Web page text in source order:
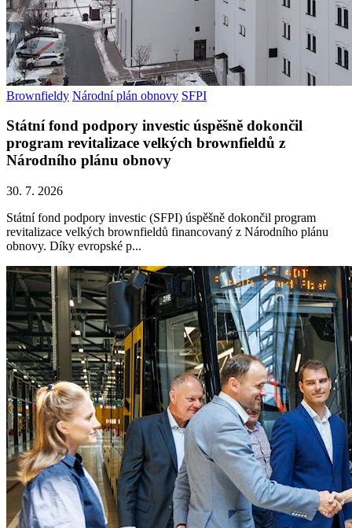
Brownfieldy Národní plán obnovy SFPI
Státní fond podpory investic úspěšně dokončil
program revitalizace velkých brownfieldů z
Národního plánu obnovy
30. 7. 2026
Státní fond podpory investic (SFPI) úspěšně dokončil program
revitalizace velkých brownfieldů financovaný z Národního plánu
obnovy. Díky evropské p...